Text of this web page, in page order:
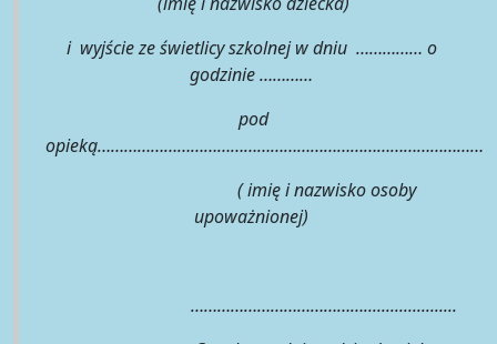
i wyjście ze świetlicy szkolnej w dniu …………… o
godzinie …………
pod
opieką………………………………………………………………………………
( imię i nazwisko osoby
upoważnionej)
………………………………….....................